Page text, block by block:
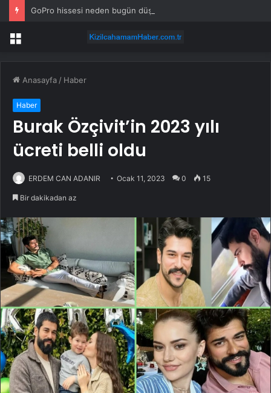
GoPro hissesi neden bugün düşüyor?
Menü
Anasayfa / Haber
Haber
Burak Özçivit’in 2023 yılı
ücreti belli oldu
ERDEM CAN ADANIR Ocak 11, 2023 0 15
Bir dakikadan az